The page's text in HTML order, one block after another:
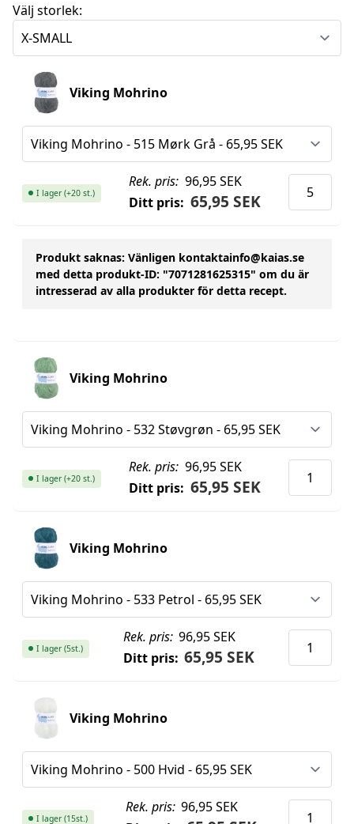
Välj storlek:
Viking Mohrino
Rek. pris: 96,95 SEK
Ditt pris: 65,95 SEK
I lager (+20 st.)
Produkt saknas: Vänligen kontaktainfo@kaias.se
med detta produkt-ID: "7071281625315" om du är
intresserad av alla produkter för detta recept.
Viking Mohrino
Rek. pris: 96,95 SEK
Ditt pris: 65,95 SEK
I lager (+20 st.)
Viking Mohrino
Rek. pris: 96,95 SEK
Ditt pris: 65,95 SEK
I lager (5st.)
Viking Mohrino
Rek. pris: 96,95 SEK
I lager (15st.)